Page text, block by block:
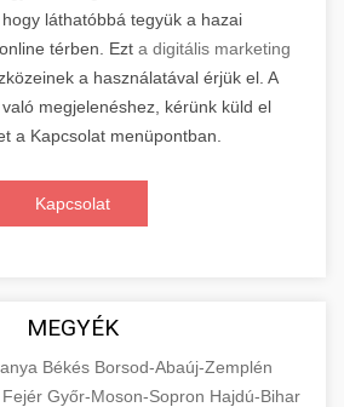
láthatóbbá tegyük a hazai
térben. Ezt a digitális marketing
a használatával érjük el. A
megjelenéshez, kérünk küld el
a Kapcsolat menüpontban.
Kapcsolat
MEGYÉK
Békés Borsod-Abaúj-Zemplén
Fejér Győr-Moson-Sopron Hajdú-Bihar